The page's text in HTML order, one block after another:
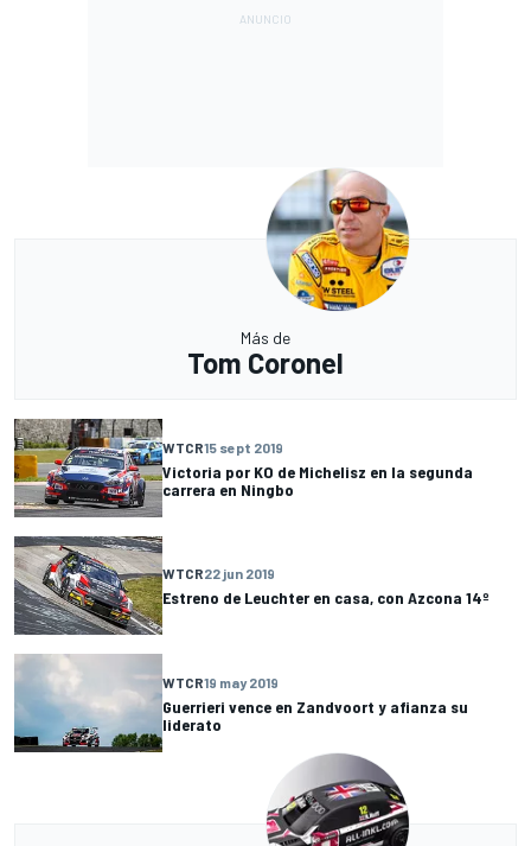
Más de
Tom Coronel
WTCR15 sept 2019
Victoria por KO de Michelisz en la segunda
carrera en Ningbo
WTCR22 jun 2019
Estreno de Leuchter en casa, con Azcona 14º
WTCR19 may 2019
Guerrieri vence en Zandvoort y afianza su
liderato